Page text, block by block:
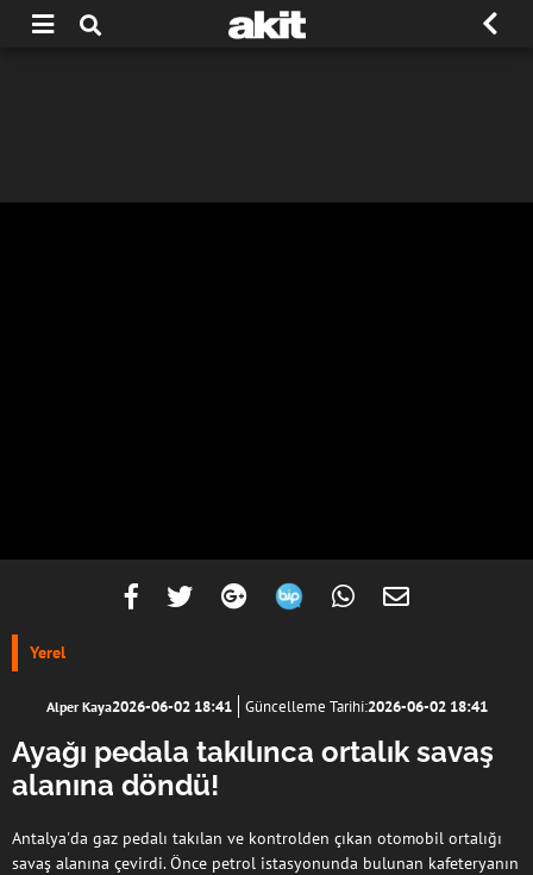
Yerel
Alper Kaya2026-06-02 18:41 Güncelleme Tarihi:2026-06-02 18:41
Ayağı pedala takılınca ortalık savaş
alanına döndü!
Antalya'da gaz pedalı takılan ve kontrolden çıkan otomobil ortalığı
savaş alanına çevirdi. Önce petrol istasyonunda bulunan kafeteryanın